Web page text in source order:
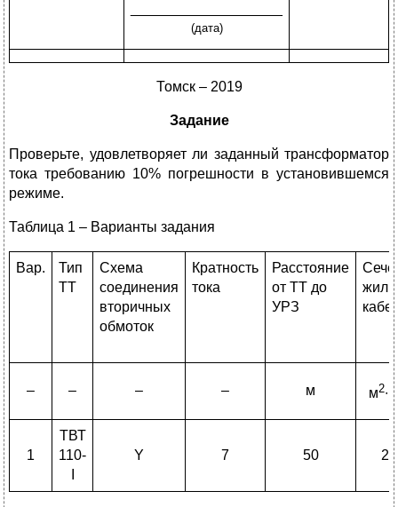
(дата)
Томск – 2019
Задание
Проверьте, удовлетворяет ли заданный трансформатор
тока требованию 10% погрешности в установившемся
режиме.
Таблица 1 – Варианты задания
Вар.
Тип
ТТ
Схема
соединения
вторичных
обмоток
Кратность
тока
Расстояние
от ТТ до
УРЗ
жил
– – – – м м2
1
ТВТ
110-
Y 7 50